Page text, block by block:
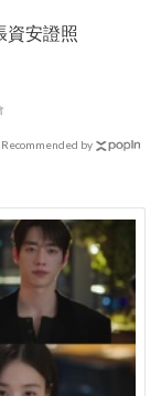
資安證照
Recommended by